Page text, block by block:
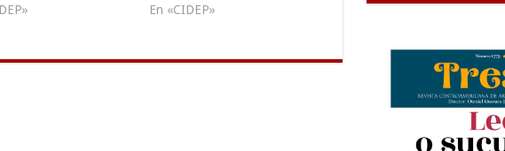
General declaró el 16
or.org
Asamblea General declaró el 16
En «CIDEP»